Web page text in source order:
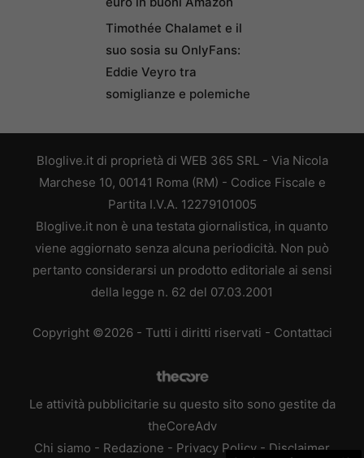
Timothée Chalamet e il
suo sosia su OnlyFans:
Eddie Veyro tra
somiglianze e polemiche
Bloglive.it di proprietà di WEB 365 SRL - Via Nicola
Marchese 10, 00141 Roma (RM) - Codice Fiscale e
Partita I.V.A. 12279101005
Bloglive.it non è una testata giornalistica, in quanto
viene aggiornato senza alcuna periodicità. Non può
pertanto considerarsi un prodotto editoriale ai sensi
della legge n. 62 del 07.03.2001
Copyright ©2026 - Tutti i diritti riservati - Contattaci
Le attività pubblicitarie su questo sito sono gestite da
theCoreAdv
Chi siamo - Redazione - Privacy Policy - Disclaimer